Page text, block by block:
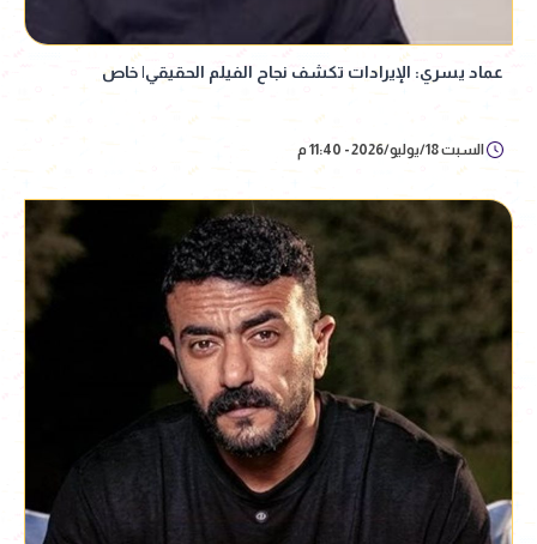
عماد يسري: الإيرادات تكشف نجاح الفيلم الحقيقي| خاص
السبت 18/يوليو/2026 - 11:40 م